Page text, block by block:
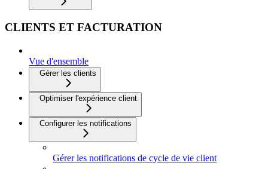
CLIENTS ET FACTURATION
Vue d'ensemble
Gérer les clients
Optimiser l'expérience client
Configurer les notifications
Gérer les notifications de cycle de vie client